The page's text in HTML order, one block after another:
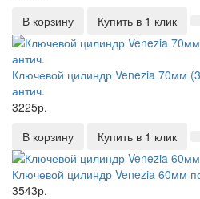
В корзину
Купить в 1 клик
Ключевой цилиндр Venezia 70мм
антич.
3225р.
В корзину
Купить в 1 клик
Ключевой цилиндр Venezia 60мм
3543р.